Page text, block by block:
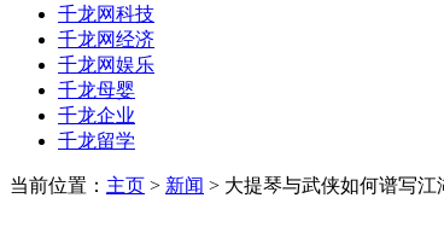
千龙网科技
千龙网经济
千龙网娱乐
千龙母婴
千龙企业
千龙留学
当前位置： 主页 > 新闻 > 大提琴与武侠如何谱写江